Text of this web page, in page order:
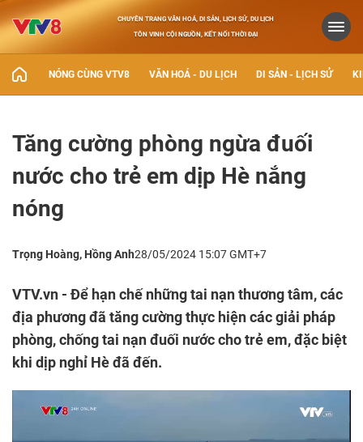
CHUYÊN TRANG VĂN HOÁ, DI SẢN, LỊCH SỬ, DU LỊCH
TÔN VINH CỘI NGUỒN, KẾT NỐI THỜI ĐẠI
NÓNG CÙNG VTV8 VĂN HOÁ - DU LỊCH DI SẢN - LỊCH SỬ
Tăng cường phòng ngừa đuối
nước cho trẻ em dịp Hè nắng
nóng
Trọng Hoàng, Hồng Anh28/05/2024 15:07 GMT+7
VTV.vn - Để hạn chế những tai nạn thương tâm, các
địa phương đã tăng cường thực hiện các giải pháp
phòng, chống tai nạn đuối nước cho trẻ em, đặc biệt
khi dịp nghỉ Hè đã đến.